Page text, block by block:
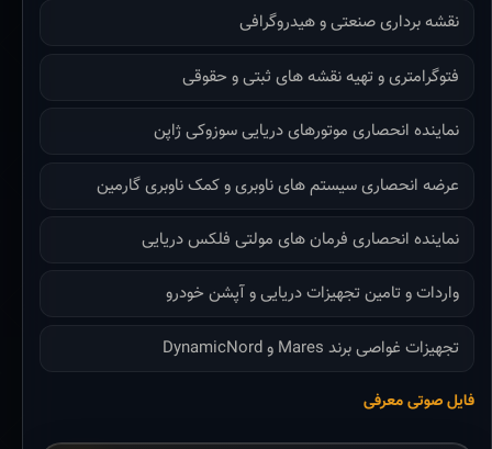
نقشه برداری صنعتی و هیدروگرافی
فتوگرامتری و تهیه نقشه های ثبتی و حقوقی
نماینده انحصاری موتورهای دریایی سوزوکی ژاپن
عرضه انحصاری سیستم های ناوبری و کمک ناوبری گارمین
نماینده انحصاری فرمان های مولتی فلکس دریایی
واردات و تامین تجهیزات دریایی و آپشن خودرو
تجهیزات غواصی برند Mares و DynamicNord
فایل صوتی معرفی